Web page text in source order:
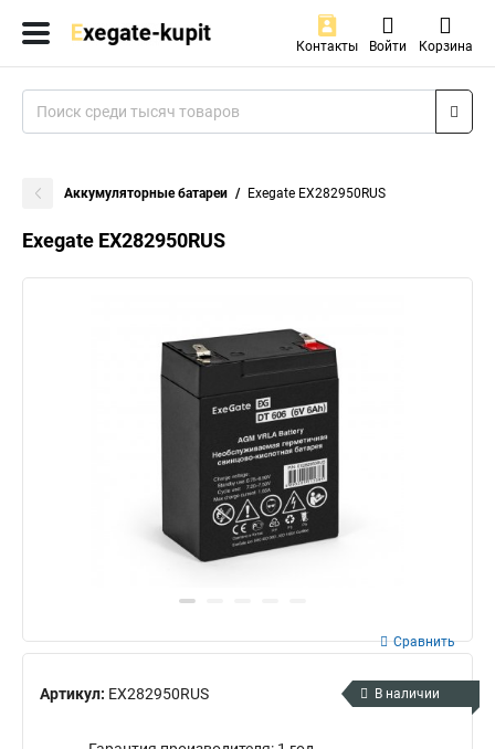
Контакты Войти Корзина
Аккумуляторные батареи Exegate EX282950RUS
Exegate EX282950RUS
Артикул: EX282950RUS
Сравнить
В наличии